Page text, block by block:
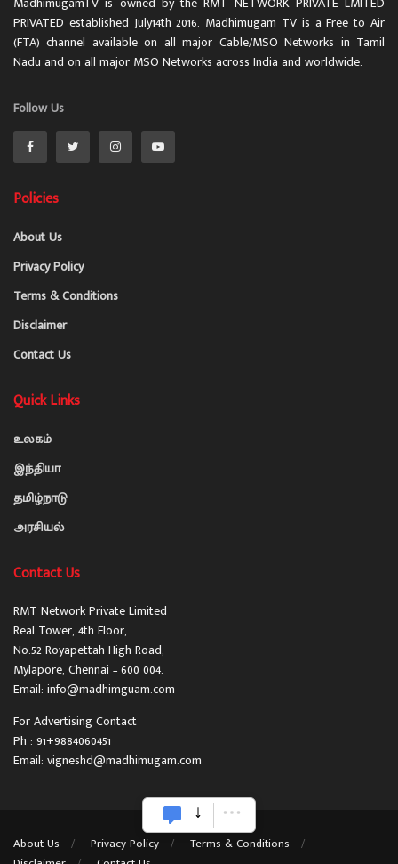
PRIVATED established July14th 2016. Madhimugam TV is a Free to Air
(FTA) channel available on all major Cable/MSO Networks in Tamil
Nadu and on all major MSO Networks across India and worldwide.
Follow Us
Policies
About Us
Privacy Policy
Terms & Conditions
Disclaimer
Contact Us
Quick Links
உலகம்
இந்தியா
தமிழ்நாடு
அரசியல்
Contact Us
RMT Network Private Limited
Real Tower, 4th Floor,
No.52 Royapettah High Road,
Mylapore, Chennai – 600 004.
Email: info@madhimguam.com
For Advertising Contact
Ph : 91+9884060451
Email: vigneshd@madhimugam.com
About Us Privacy Policy
Terms & Conditions